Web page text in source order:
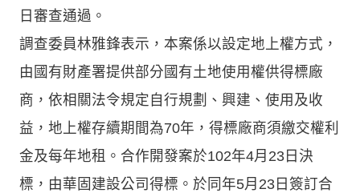
日審查通過。
調查委員林雅鋒表示，本案係以設定地上權方式，
由國有財產署提供部分國有土地使用權供得標廠
商，依相關法令規定自行規劃、興建、使用及收
益，地上權存續期間為70年，得標廠商須繳交權利
金及每年地租。合作開發案於102年4月23日決
標，由華固建設公司得標。於同年5月23日簽訂合